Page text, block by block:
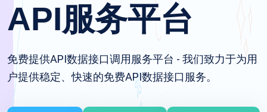
API服务平台
免费提供API数据接口调用服务平台 - 我们致力于为用
户提供稳定、快速的免费API数据接口服务。